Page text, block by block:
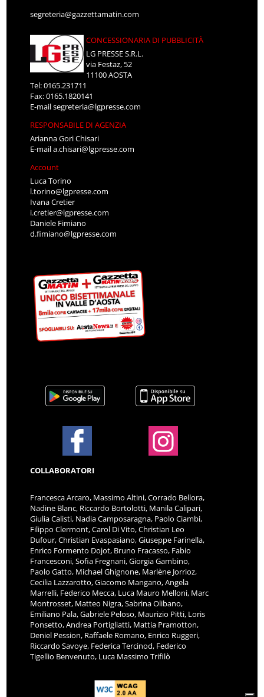
segreteria@gazzettamatin.com
CONCESSIONARIA DI PUBBLICITÀ
LG PRESSE S.R.L.
via Festaz, 52
11100 AOSTA
Tel: 0165.231711
Fax: 0165.1820141
E-mailsegreteria@lgpresse.com
RESPONSABILE DI AGENZIA
Arianna Gori Chisari
E-maila.chisari@lgpresse.com
Account
Luca Torino
l.torino@lgpresse.com
Ivana Cretier
i.cretier@lgpresse.com
Daniele Fimiano
d.fimiano@lgpresse.com
COLLABORATORI
Francesca Arcaro, Massimo Altini, Corrado Bellora,
Nadine Blanc, Riccardo Bortolotti, Manila Calipari,
Giulia Calisti, Nadia Camposaragna, Paolo Ciambi,
Filippo Clermont, Carol Di Vito, Christian Leo
Dufour, Christian Evaspasiano, Giuseppe Farinella,
Enrico Formento Dojot, Bruno Fracasso, Fabio
Francesconi, Sofia Fregnani, Giorgia Gambino,
Paolo Gatto, Michael Ghignone, Marlène Jorrioz,
Cecilia Lazzarotto, Giacomo Mangano, Angela
Marrelli, Federico Mecca, Luca Mauro Melloni, Marc
Montrosset, Matteo Nigra, Sabrina Olibano,
Emiliano Pala, Gabriele Peloso, Maurizio Pitti, Loris
Ponsetto, Andrea Portigliatti, Mattia Pramotton,
Deniel Pession, Raffaele Romano, Enrico Ruggeri,
Riccardo Savoye, Federica Tercinod, Federico
Tigellio Benvenuto, Luca Massimo Trifilò